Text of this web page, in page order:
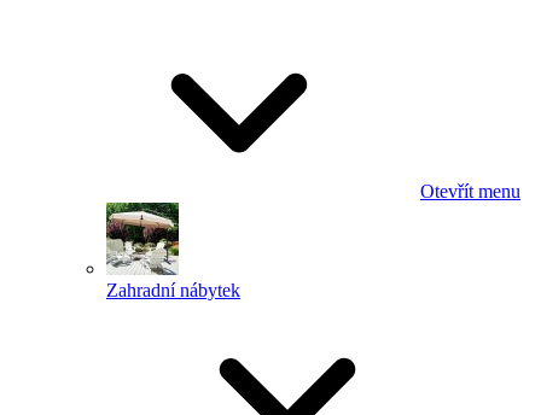
Otevřít menu
Zahradní nábytek